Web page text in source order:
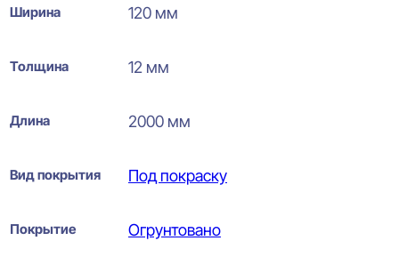
Ширина 120 мм
Толщина 12 мм
Длина 2000 мм
Вид покрытия Под покраску
Покрытие Огрунтовано